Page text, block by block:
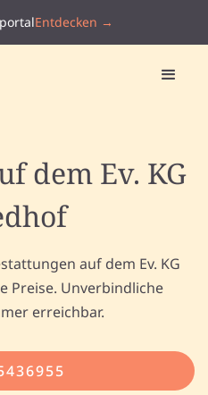
Entdecken →
dem Ev. KG
auf dem Ev. KG
Preise. Unverbindliche
erreichbar.